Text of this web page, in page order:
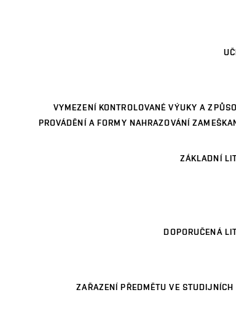
VYMEZENÍ KONTROLOVANÉ VÝUKY A
PROVÁDĚNÍ A FORMY NAHRAZOVÁNÍ
ZÁKLADNÍ
DOPORUČENÁ
ZAŘAZENÍ PŘEDMĚTU VE STUDIJNÍCH